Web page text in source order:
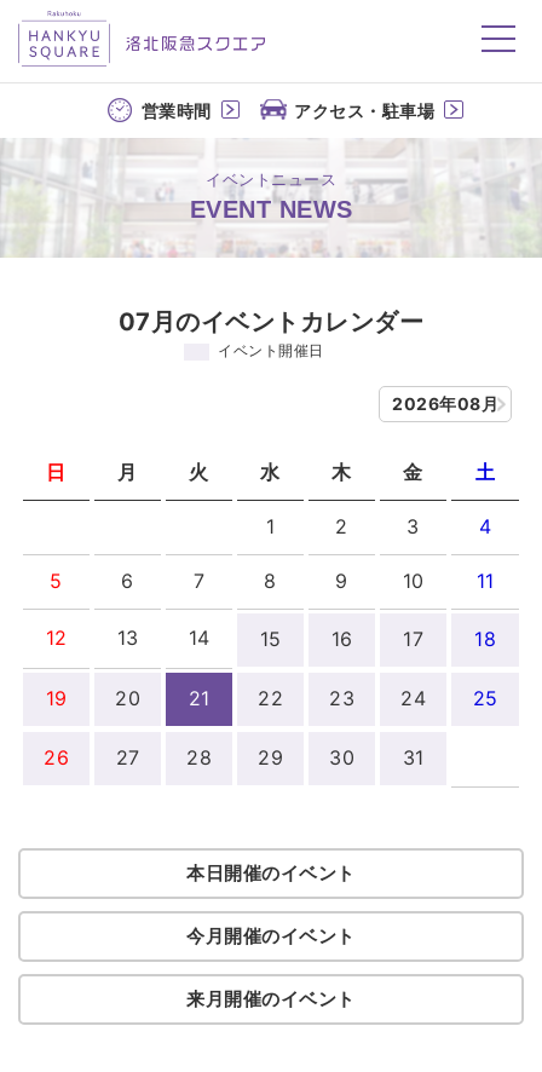
洛北阪急スクエア
営業時間 アクセス・駐車場
イベントニュース
EVENT NEWS
07月のイベントカレンダー
イベント開催日
2026年08月
日 月 火 水 木 金 土
1 2 3 4
5 6 7 8 9 10 11
12 13 14 15 16 17 18
19 20 21 22 23 24 25
26 27 28 29 30 31
本日開催のイベント
今月開催のイベント
来月開催のイベント